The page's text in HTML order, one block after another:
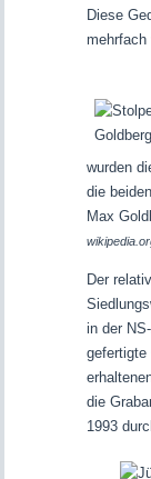
Diese
mehrfach
wurden
die
Max
Der
in der
gefertigte
die
1993